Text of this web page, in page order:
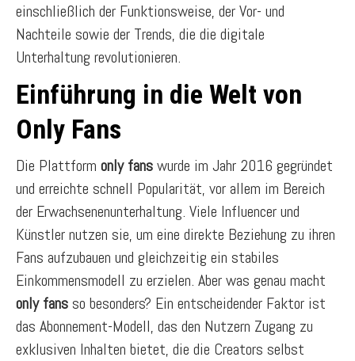
einschließlich der Funktionsweise, der Vor- und
Nachteile sowie der Trends, die die digitale
Unterhaltung revolutionieren.
Einführung in die Welt von
Only Fans
Die Plattform only fanswurde im Jahr 2016 gegründet
und erreichte schnell Popularität, vor allem im Bereich
der Erwachsenenunterhaltung. Viele Influencer und
Künstler nutzen sie, um eine direkte Beziehung zu ihren
Fans aufzubauen und gleichzeitig ein stabiles
Einkommensmodell zu erzielen. Aber was genau macht
only fansso besonders? Ein entscheidender Faktor ist
das Abonnement-Modell, das den Nutzern Zugang zu
exklusiven Inhalten bietet, die die Creators selbst